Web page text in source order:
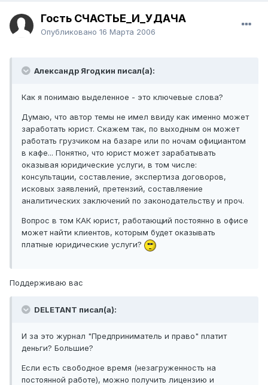
Гость СЧАСТЬЕ_И_УДАЧА
Опубликовано 16 Марта 2006
Александр Ягодкин писал(а):
Как я понимаю выделенное - это ключевые слова?
Думаю, что автор темы не имел ввиду как именно может
заработать юрист. Скажем так, по выходным он может
работать грузчиком на базаре или по ночам официантом
в кафе... Понятно, что юрист может зарабатывать
оказывая юридические услуги, в том числе:
консультации, составление, экспертиза договоров,
исковых заявлений, претензий, составляение
аналитических заключений по законодательству и проч.
Вопрос в том КАК юрист, работающий постоянно в офисе
может найти клиентов, которым будет оказывать
платные юридические услуги?
Поддерживаю вас
DELETANT писал(а):
И за это журнал "Предприниматель и право" платит
деньги? Большие?
Если есть свободное время (незагруженность на
постоянной работе), можно получить лицензию и